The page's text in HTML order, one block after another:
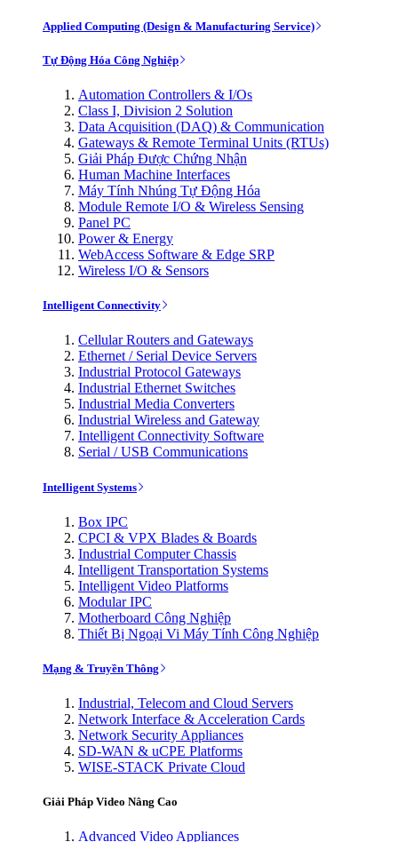
Applied Computing (Design & Manufacturing Service)
Tự Động Hóa Công Nghiệp
Automation Controllers & I/Os
Class I, Division 2 Solution
Data Acquisition (DAQ) & Communication
Gateways & Remote Terminal Units (RTUs)
Giải Pháp Được Chứng Nhận
Human Machine Interfaces
Máy Tính Nhúng Tự Động Hóa
Module Remote I/O & Wireless Sensing
Panel PC
Power & Energy
WebAccess Software & Edge SRP
Wireless I/O & Sensors
Intelligent Connectivity
Cellular Routers and Gateways
Ethernet / Serial Device Servers
Industrial Protocol Gateways
Industrial Ethernet Switches
Industrial Media Converters
Industrial Wireless and Gateway
Intelligent Connectivity Software
Serial / USB Communications
Intelligent Systems
Box IPC
CPCI & VPX Blades & Boards
Industrial Computer Chassis
Intelligent Transportation Systems
Intelligent Video Platforms
Modular IPC
Motherboard Công Nghiệp
Thiết Bị Ngoại Vi Máy Tính Công Nghiệp
Mạng & Truyền Thông
Industrial, Telecom and Cloud Servers
Network Interface & Acceleration Cards
Network Security Appliances
SD-WAN & uCPE Platforms
WISE-STACK Private Cloud
Giải Pháp Video Nâng Cao
Advanced Video Appliances